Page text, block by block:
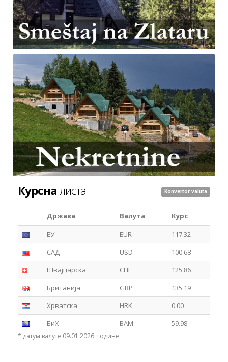
Курсна листа Konvertor valuta
Држава Валута
Курс
ЕУ
EUR
117.32
САД
USD
100.68
Швајцарска
CHF
125.86
Британија
GBP
135.19
Хрватска
HRK
0.00
БиХ
BAM 59.98
* датум валуте 09.01.2026. године